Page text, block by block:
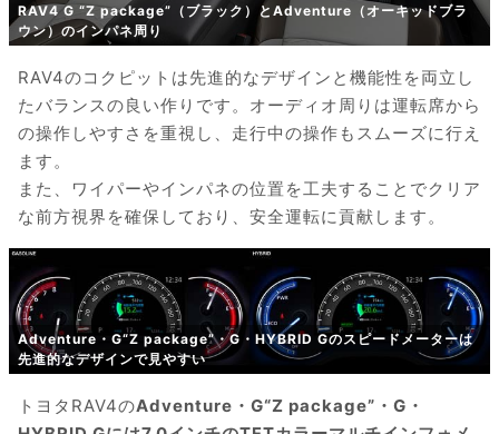
RAV4 G “Z package”（ブラック）とAdventure（オーキッドブラ
ウン）のインパネ周り
RAV4のコクピットは先進的なデザインと機能性を両立し
たバランスの良い作りです。オーディオ周りは運転席から
の操作しやすさを重視し、走行中の操作もスムーズに行え
ます。
また、ワイパーやインパネの位置を工夫することでクリア
な前方視界を確保しており、安全運転に貢献します。
Adventure・G“Z package”・G・HYBRID Gのスピードメーターは
先進的なデザインで見やすい
トヨタRAV4のAdventure・G“Z package”・G・